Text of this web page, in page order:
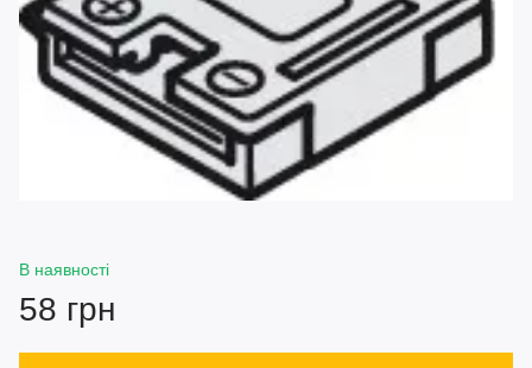
В наявності
58 грн